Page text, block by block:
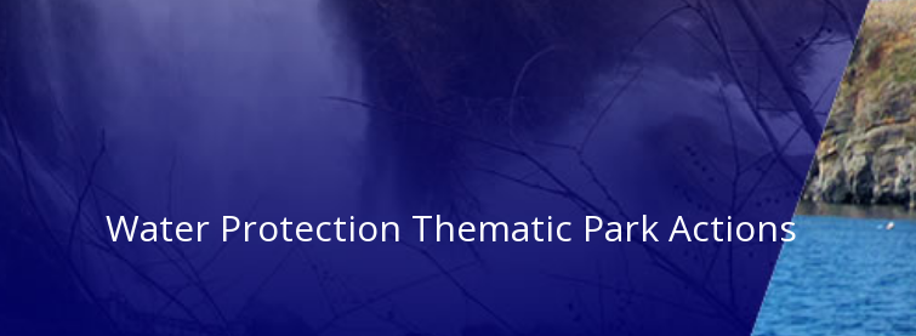
Water Protection Thematic Park Actions